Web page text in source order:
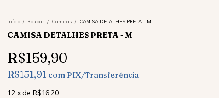
Início / Roupas / Camisas / CAMISA DETALHES PRETA - M
CAMISA DETALHES PRETA - M
R$159,90
R$151,91 com PIX/Transferência
12 x de R$16,20